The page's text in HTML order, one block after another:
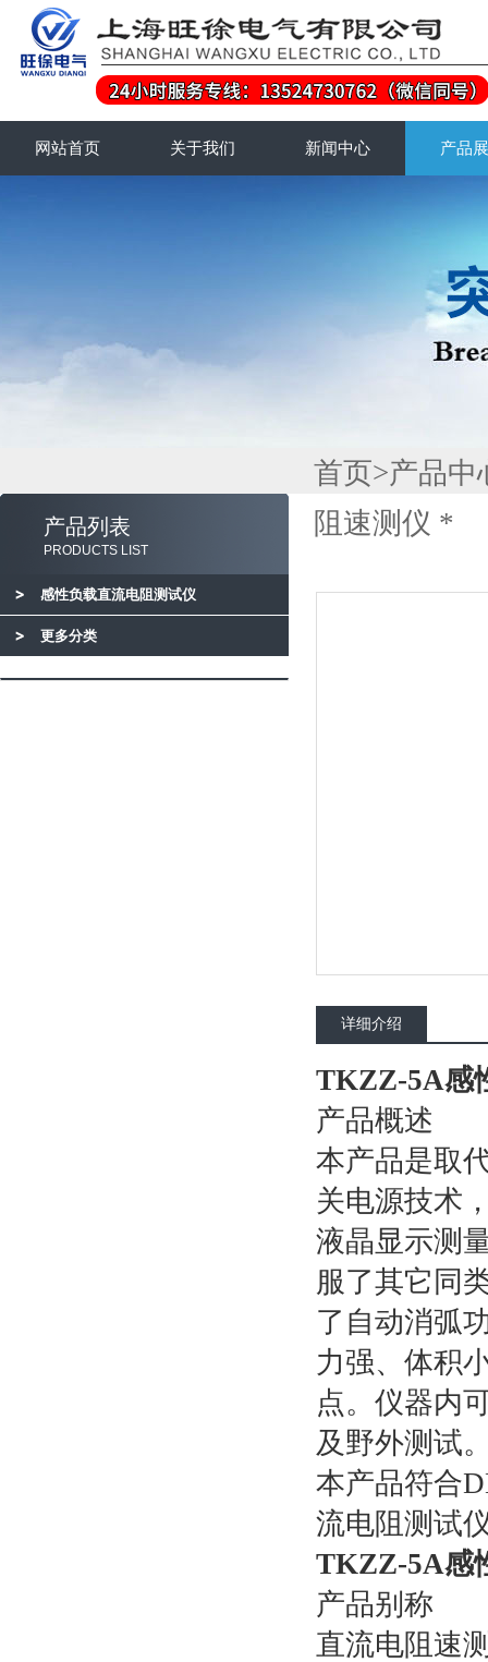
网站首页 关于我们 新闻中心 产品
产品列表
PRODUCTS LIST
感性负载直流电阻测试仪
更多分类
首页>产品中
阻速测仪 *
详细介绍
TKZZ-5A感
产品概述
本产品是取
关电源技术
液晶显示测
服了其它同
了自动消弧
力强、体积
点。仪器内
及野外测试
本产品符合
流电阻测试
TKZZ-5A感
产品别称
直流电阻速